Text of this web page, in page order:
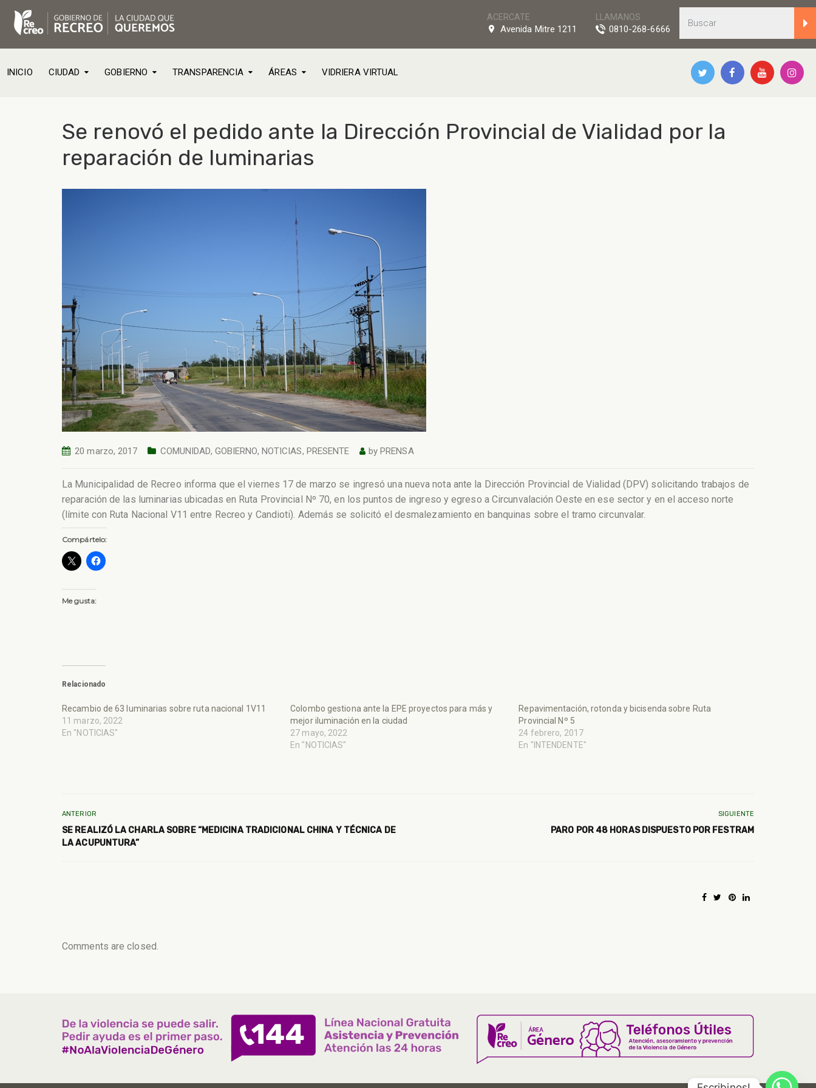
LLAMANOS
0810-268-6666
ACERCATE
Avenida Mitre 1211
INICIO CIUDAD GOBIERNO TRANSPARENCIA ÁREAS VIDRIERA VIRTUAL
Se renovó el pedido ante la Dirección Provincial de Vialidad por la
reparación de luminarias
20 marzo, 2017 COMUNIDAD, GOBIERNO, NOTICIAS, PRESENTE by PRENSA
La Municipalidad de Recreo informa que el viernes 17 de marzo se ingresó una nueva nota ante la Dirección Provincial de Vialidad (DPV) solicitando trabajos de
reparación de las luminarias ubicadas en Ruta Provincial Nº 70, en los puntos de ingreso y egreso a Circunvalación Oeste en ese sector y en el acceso norte
(límite con Ruta Nacional V11 entre Recreo y Candioti). Además se solicitó el desmalezamiento en banquinas sobre el tramo circunvalar.
Compártelo:
Me gusta:
Relacionado
Recambio de 63 luminarias sobre ruta nacional 1V11
11 marzo, 2022
En "NOTICIAS"
Colombo gestiona ante la EPE proyectos para más y
mejor iluminación en la ciudad
27 mayo, 2022
En "NOTICIAS"
Repavimentación, rotonda y bicisenda sobre Ruta
Provincial Nº 5
24 febrero, 2017
En "INTENDENTE"
ANTERIOR
SE REALIZÓ LA CHARLA SOBRE “MEDICINA TRADICIONAL CHINA Y TÉCNICA DE
LA ACUPUNTURA”
SIGUIENTE
PARO POR 48 HORAS DISPUESTO POR FESTRAM
Comments are closed.